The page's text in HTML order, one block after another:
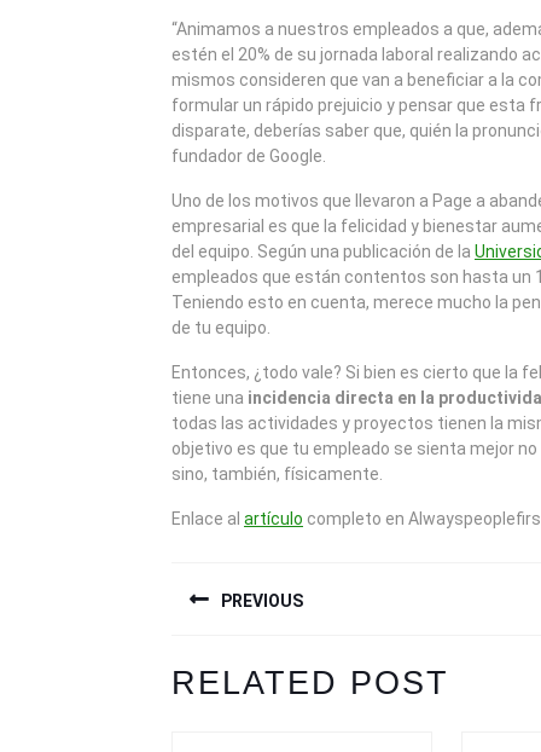
2017
“Animamos a nuestros empleados a que,
estén el 20% de su jornada laboral realizando
mismos consideren que van a beneficiar a la
formular un rápido prejuicio y pensar que esta
disparate, deberías saber que, quién la
fundador de Google.
Uno de los motivos que llevaron a Page a
empresarial es que la felicidad y bienestar
del equipo. Según una publicación de la
empleados que están contentos son hasta un
Teniendo esto en cuenta, merece mucho la
de tu equipo.
Entonces, ¿todo vale? Si bien es cierto que la
tiene una incidencia directa en la
todas las actividades y proyectos tienen la
objetivo es que tu empleado se sienta mejor
sino, también, físicamente.
Enlace al artículo completo en
DE
ENTRADAS
PREVIOUS
post:
RELATED POST